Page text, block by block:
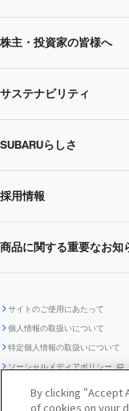
SUBARUのありたい姿
SUBARU 2025方針
事業所・関係会社
ニュースルームトップ
ニュースリリース
株主・投資家の皆様へ
株主・投資家の皆様へトッ
企業・経営
IRライブラリー
株主・投資家サポート
IRカレンダー
ディスクロージャー
ポリシー
サステナビリティ
サステナビリティトップ
CEOサステナビリティ
環境
ガバナンス
SUBARUらしさ
SUBARUらしさトップ
SUBARUびと
SUBARUデザイン
「SUBARUらしさ」を
採用情報
採用情報トップ
SUBARU Lab採用（中途）
商品に関する重要なお知
SUBARU ハイブリッド車
ー時の取扱い
自動車リサイクル
サイトのご使用にあたって
個人情報の取扱いについて
特定個人情報の取扱いについて
ソーシャルメディアポリシー
お問い合わせ ／ よくあるご質問
クッキーポリシー
By clicking “Accept
of cookies on your